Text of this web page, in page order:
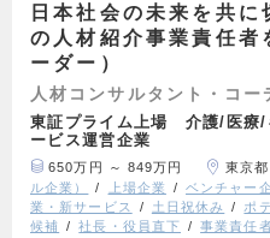
日本社会の未来を共
の人材紹介事業責任者
ーダー）
人材コンサルタント・コー
東証プライム上場 介護/医療/
ービス運営企業
650万円 ～ 849万円 東京都
ル企業）
上場企業 ベンチャー
業・新サービス
土日祝休み ポ
候補
社長・役員直下 事業責任者